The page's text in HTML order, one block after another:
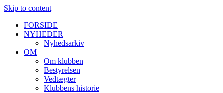
Skip to content
FORSIDE
NYHEDER
Nyhedsarkiv
OM
Om klubben
Bestyrelsen
Vedtægter
Klubbens historie